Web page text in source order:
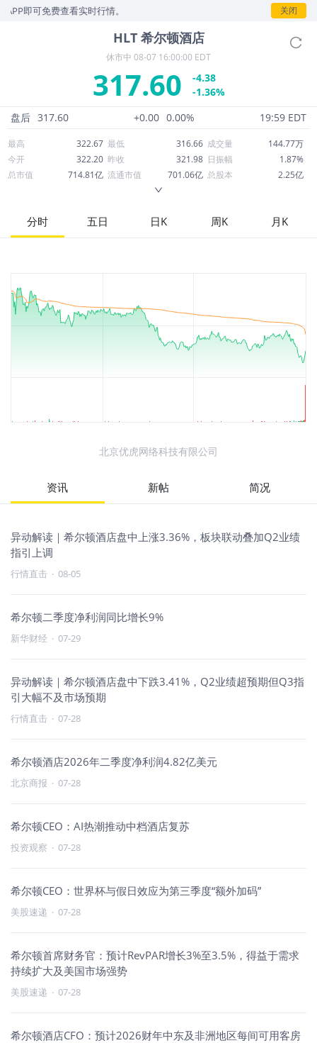
可免费查看实时行情。 关闭
HLT 希尔顿酒店
休市中 08-07 16:00:00 EDT
317.60
-4.38
-1.36%
盘后 317.60 +0.00 0.00% 19:59 EDT
最高 322.67 最低 316.66 成交量
144.77万
今开
322.20 昨收 321.98 日振幅
1.87%
总市值
714.81亿 流通市值 701.06亿 总股本
2.25亿
52周最高
358.00 市盈率
46.64
股息
分时 五日 日K 周K 月K
北京优虎网络科技有限公司
资讯 新帖 简况
异动解读｜希尔顿酒店盘中上涨3.36%，板块联动叠加Q2业绩
指引上调
行情直击 · 08-05
希尔顿二季度净利润同比增长9%
新华财经 · 07-29
异动解读｜希尔顿酒店盘中下跌3.41%，Q2业绩超预期但Q3指
引大幅不及市场预期
行情直击 · 07-28
希尔顿酒店2026年二季度净利润4.82亿美元
北京商报 · 07-28
希尔顿CEO：AI热潮推动中档酒店复苏
投资观察 · 07-28
希尔顿CEO：世界杯与假日效应为第三季度“额外加码”
美股速递 · 07-28
希尔顿首席财务官：预计RevPAR增长3%至3.5%，得益于需求
持续扩大及美国市场强势
美股速递 · 07-28
希尔顿酒店CFO：预计2026财年中东及非洲地区每间可用客房